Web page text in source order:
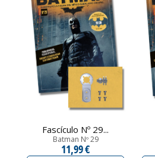
Fascículo Nº 29...
Batman Nº 29
11,99 €